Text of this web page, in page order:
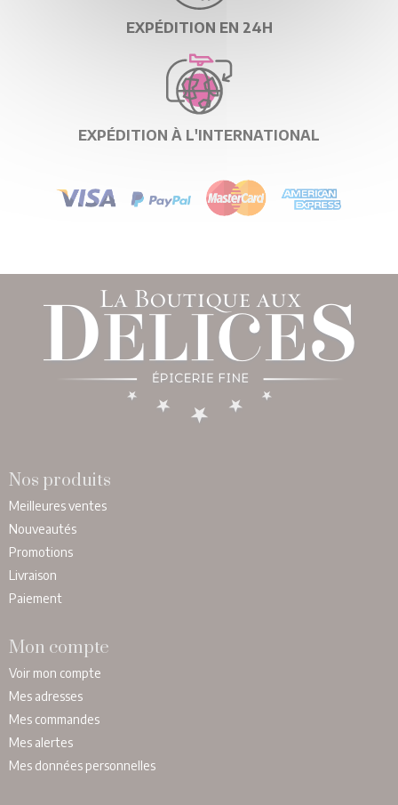
EXPÉDITION EN 24H
EXPÉDITION À L'INTERNATIONAL
Nos produits
Meilleures ventes
Nouveautés
Promotions
Livraison
Paiement
Mon compte
Voir mon compte
Mes adresses
Mes commandes
Mes alertes
Mes données personnelles